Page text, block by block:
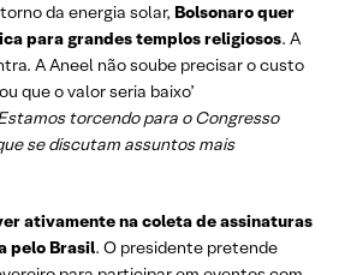
da energia solar, Bolsonaro quer
para grandes templos religiosos. A
A Aneel não soube precisar o custo
que o valor seria baixo’
torcendo para o Congresso
se discutam assuntos mais
ativamente na coleta de assinaturas
pelo Brasil. O presidente pretende